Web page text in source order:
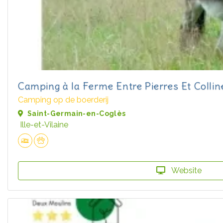
Camping à la Ferme Entre Pierres Et
Camping op de boerderij
Saint-Germain-en-Coglès
Ille-et-Vilaine
Website